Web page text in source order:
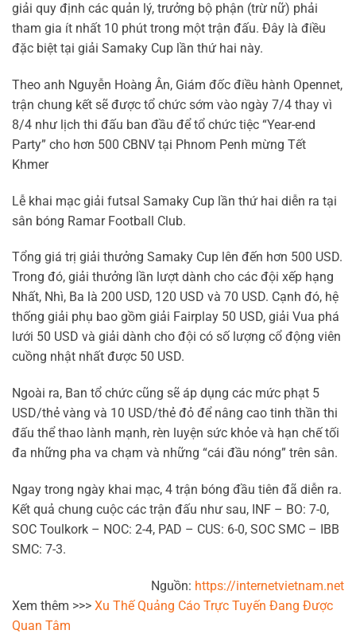
giải quy định các quản lý, trưởng bộ phận (trừ nữ) phải
tham gia ít nhất 10 phút trong một trận đấu. Đây là điều
đặc biệt tại giải Samaky Cup lần thứ hai này.
Theo anh Nguyễn Hoàng Ân, Giám đốc điều hành Opennet,
trận chung kết sẽ được tổ chức sớm vào ngày 7/4 thay vì
8/4 như lịch thi đấu ban đầu để tổ chức tiệc “Year-end
Party” cho hơn 500 CBNV tại Phnom Penh mừng Tết
Khmer
Lễ khai mạc giải futsal Samaky Cup lần thứ hai diễn ra tại
sân bóng Ramar Football Club.
Tổng giá trị giải thưởng Samaky Cup lên đến hơn 500 USD.
Trong đó, giải thưởng lần lượt dành cho các đội xếp hạng
Nhất, Nhì, Ba là 200 USD, 120 USD và 70 USD. Cạnh đó, hệ
thống giải phụ bao gồm giải Fairplay 50 USD, giải Vua phá
lưới 50 USD và giải dành cho đội có số lượng cổ động viên
cuồng nhật nhất được 50 USD.
Ngoài ra, Ban tổ chức cũng sẽ áp dụng các mức phạt 5
USD/thẻ vàng và 10 USD/thẻ đỏ để nâng cao tinh thần thi
đấu thể thao lành mạnh, rèn luyện sức khỏe và hạn chế tối
đa những pha va chạm và những “cái đầu nóng” trên sân.
Ngay trong ngày khai mạc, 4 trận bóng đầu tiên đã diễn ra.
Kết quả chung cuộc các trận đấu như sau, INF – BO: 7-0,
SOC Toulkork – NOC: 2-4, PAD – CUS: 6-0, SOC SMC – IBB
SMC: 7-3.
Nguồn: https://internetvietnam.net
Xem thêm >>> Xu Thế Quảng Cáo Trực Tuyến Đang Được
Quan Tâm